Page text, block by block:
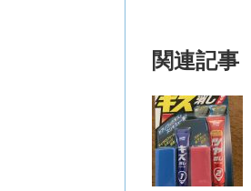
関連記事